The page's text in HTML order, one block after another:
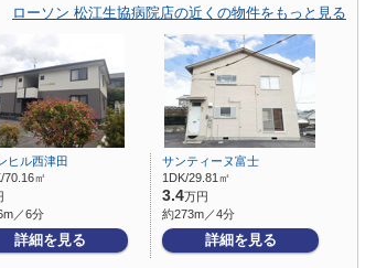
ローソン 松江生協病院店の近くの物件をもっと見る
ヒル西津田
70.16㎡
／6分
詳細を見る
サンティーヌ富士
1DK/29.81㎡
3.4万円
約273m／4分
詳細を見る